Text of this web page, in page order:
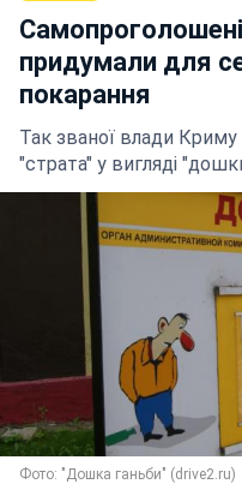
придумали для
покарання
Так званої влади
"страта" у вигляді
Фото: "Дошка ганьби" (drive2.ru)